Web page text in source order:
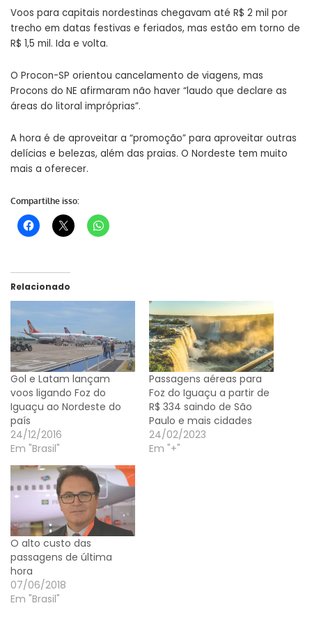
Voos para capitais nordestinas chegavam até R$ 2 mil por
trecho em datas festivas e feriados, mas estão em torno de
R$ 1,5 mil. Ida e volta.
O Procon-SP orientou cancelamento de viagens, mas
Procons do NE afirmaram não haver “laudo que declare as
áreas do litoral impróprias”.
A hora é de aproveitar a “promoção” para aproveitar outras
delícias e belezas, além das praias. O Nordeste tem muito
mais a oferecer.
Compartilhe isso:
Relacionado
Gol e Latam lançam
voos ligando Foz do
Iguaçu ao Nordeste do
país
24/12/2016
Em "Brasil"
Passagens aéreas para
Foz do Iguaçu a partir de
R$ 334 saindo de São
Paulo e mais cidades
24/02/2023
Em "+"
O alto custo das
passagens de última
hora
07/06/2018
Em "Brasil"